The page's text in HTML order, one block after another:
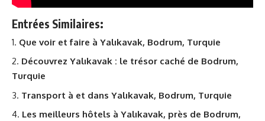
Entrées Similaires:
Que voir et faire à Yalıkavak, Bodrum, Turquie
Découvrez Yalıkavak : le trésor caché de Bodrum,
Turquie
Transport à et dans Yalıkavak, Bodrum, Turquie
Les meilleurs hôtels à Yalıkavak, près de Bodrum,